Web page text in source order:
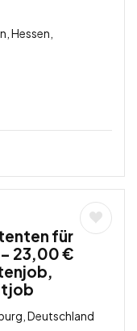
Hessen,
für
23,00 €
Deutschland